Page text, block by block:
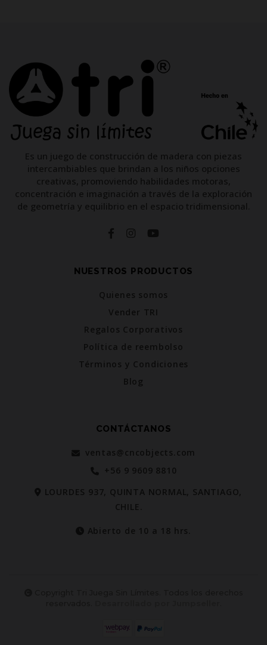
Es un juego de construcción de madera con piezas
intercambiables que brindan a los niños opciones
creativas, promoviendo habilidades motoras,
concentración e imaginación a través de la exploración
de geometría y equilibrio en el espacio tridimensional.
NUESTROS PRODUCTOS
Quienes somos
Vender TRI
Regalos Corporativos
Política de reembolso
Términos y Condiciones
Blog
CONTÁCTANOS
ventas@cncobjects.com
+56 9 9609 8810
LOURDES 937, QUINTA NORMAL, SANTIAGO,
CHILE.
Abierto de 10 a 18 hrs.